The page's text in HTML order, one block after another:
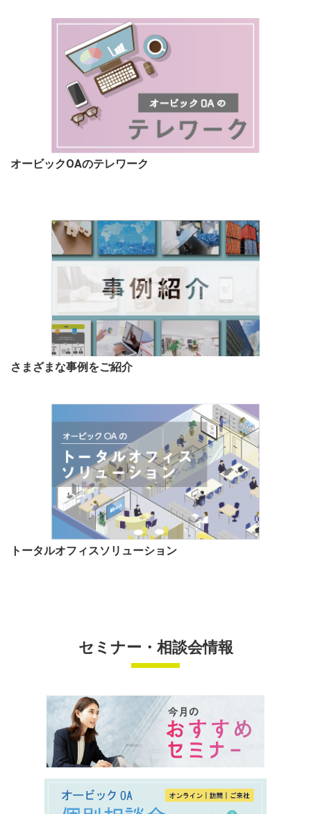
オービックOAのテレワーク
さまざまな事例をご紹介
トータルオフィスソリューション
セミナー・相談会情報